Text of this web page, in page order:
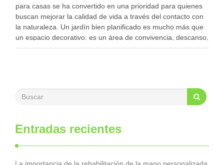
para casas se ha convertido en una prioridad para quienes
buscan mejorar la calidad de vida a través del contacto con
la naturaleza. Un jardín bien planificado es mucho más que
un espacio decorativo: es un área de convivencia, descanso,
…
Entradas recientes